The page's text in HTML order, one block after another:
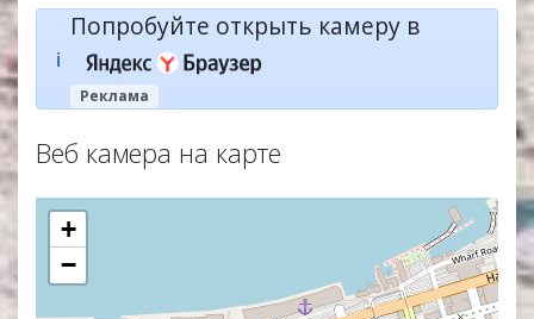
ℹ️
Попробуйте открыть камеру в
Реклама
Веб камера на карте
+
−